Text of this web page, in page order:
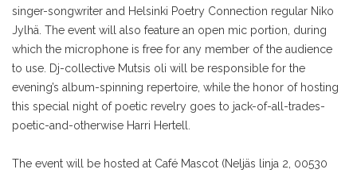
singer-songwriter and Helsinki Poetry Connection regular Niko
Jylhä. The event will also feature an open mic portion, during
which the microphone is free for any member of the audience
to use. Dj-collective Mutsis oli will be responsible for the
evening’s album-spinning repertoire, while the honor of hosting
this special night of poetic revelry goes to jack-of-all-trades-
poetic-and-otherwise Harri Hertell.
The event will be hosted at Café Mascot (Neljäs linja 2, 00530